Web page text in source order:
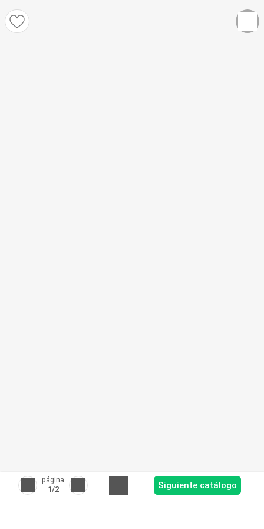
página
1/2 Siguiente catálogo